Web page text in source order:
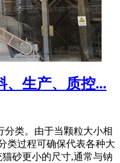
、生产、质控...
分类。由于当颗粒大小相
类过程可确保代表各种大
砂更小的尺寸,通常与钠